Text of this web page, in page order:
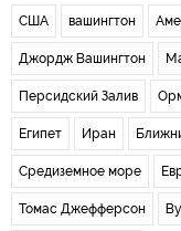
США вашингтон
Джордж Вашингтон
Персидский Залив
Египет Иран
Средиземное море
Томас Джефферсон